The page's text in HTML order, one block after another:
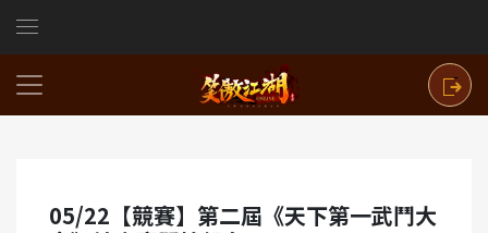
05/22【競賽】第二屆《天下第一武鬥大